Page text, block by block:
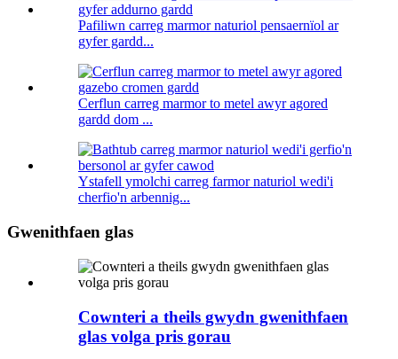
Pafiliwn carreg marmor naturiol pensaernïol ar
gyfer gardd...
Cerflun carreg marmor to metel awyr agored
gardd dom ...
Ystafell ymolchi carreg farmor naturiol wedi'i
cherfio'n arbennig...
Gwenithfaen glas
Cownteri a theils gwydn gwenithfaen
glas volga pris gorau